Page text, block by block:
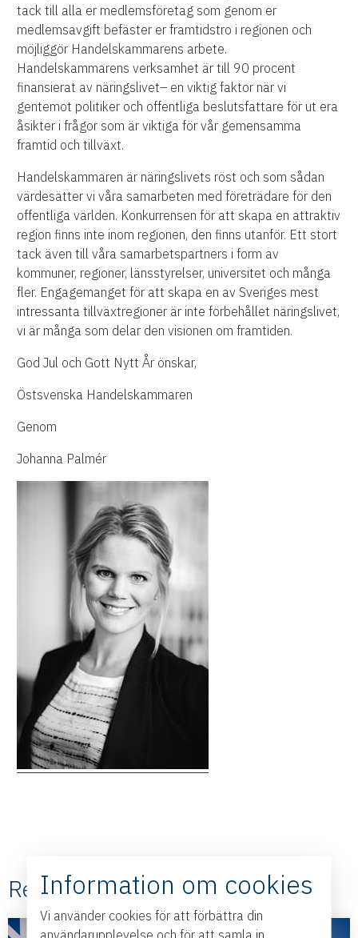
tack till alla er medlemsföretag som genom er
medlemsavgift befäster er framtidstro i regionen och
möjliggör Handelskammarens arbete.
Handelskammarens verksamhet är till 90 procent
finansierat av näringslivet– en viktig faktor när vi
gentemot politiker och offentliga beslutsfattare för ut era
åsikter i frågor som är viktiga för vår gemensamma
framtid och tillväxt.
Handelskammaren är näringslivets röst och som sådan
värdesätter vi våra samarbeten med företrädare för den
offentliga världen. Konkurrensen för att skapa en attraktiv
region finns inte inom regionen, den finns utanför. Ett stort
tack även till våra samarbetspartners i form av
kommuner, regioner, länsstyrelser, universitet och många
fler. Engagemanget för att skapa en av Sveriges mest
intressanta tillväxtregioner är inte förbehållet näringslivet,
vi är många som delar den visionen om framtiden.
God Jul och Gott Nytt År önskar,
Östsvenska Handelskammaren
Genom
Johanna Palmér
Relaterade #Nyheter
Information om cookies
Vi använder cookies för att förbättra din
användarupplevelse och för att samla in